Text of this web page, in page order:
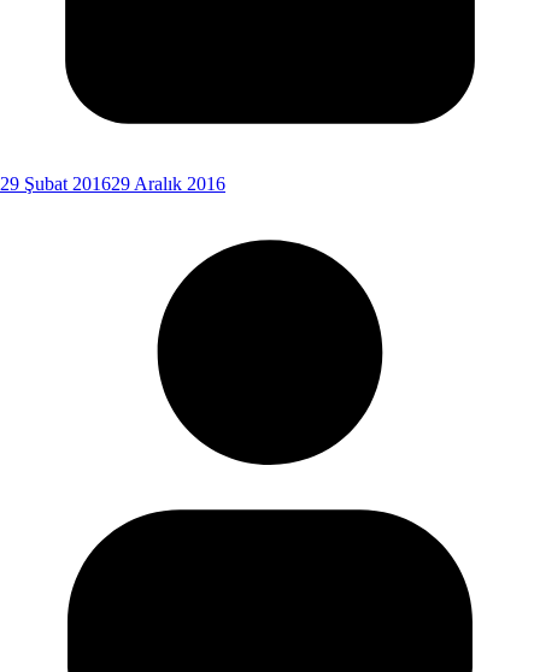
29 Şubat 201629 Aralık 2016